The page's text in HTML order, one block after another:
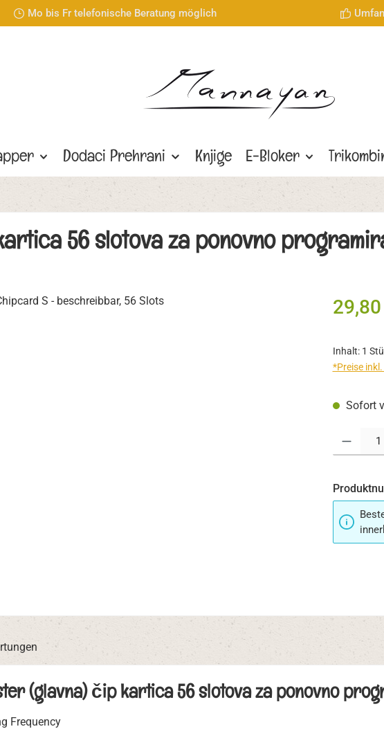
Mo bis Fr telefonische Beratung möglich
Dodaci Prehrani Knjige E-Bloker
56 slotova za ponovno
Inhalt: 1
*Preise
Sofort
Produkt
(glavna) čip kartica 56 slotova za ponovno
Frequency